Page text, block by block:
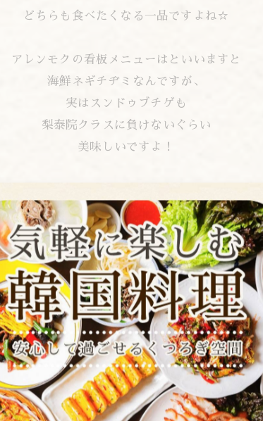
どちらも食べたくなる一品ですよね☆
アレンモクの看板メニューはといいますと
海鮮ネギチヂミなんですが、
実はスンドゥブチゲも
梨泰院クラスに負けないぐらい
美味しいですよ！
是非、この味を確認しに来てください！！
皆さんのご予約お待ちしております♪
▼web予約 はこちら▼
【食べログ】
tokyo/A1311/A131101/13003644/